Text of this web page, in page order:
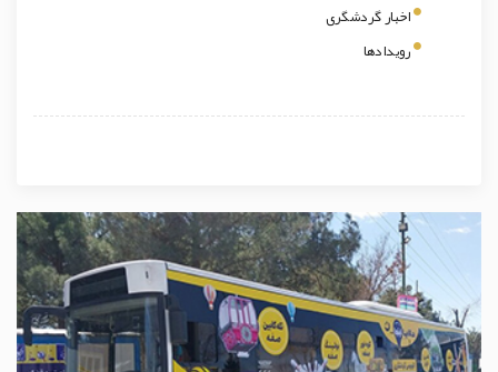
اخبار گردشگری
رویدادها